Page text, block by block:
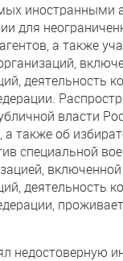
иностранными
для
а также
деятельность
власти
также об
специальной
деятельность
недостоверную